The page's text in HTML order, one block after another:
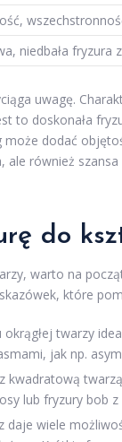
niedbała fryzura
uwagę.
to doskonała
dodać
ale również
do
warto na
które
okrągłej twarzy
jak np.
kwadratową
lub fryzury bob
daje wiele